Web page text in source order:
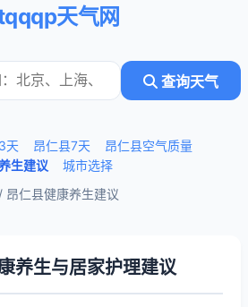
天气网
查询天气
天 昂仁县7天
昂仁县空气质量
生建议
城市选择
昂仁县健康养生建议
养生与居家护理建议